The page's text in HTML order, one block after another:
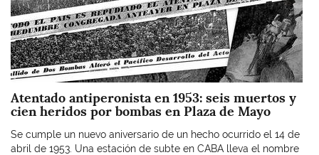
Atentado antiperonista en 1953: seis muertos y
cien heridos por bombas en Plaza de Mayo
Se cumple un nuevo aniversario de un hecho ocurrido el 14 de
abril de 1953. Una estación de subte en CABA lleva el nombre